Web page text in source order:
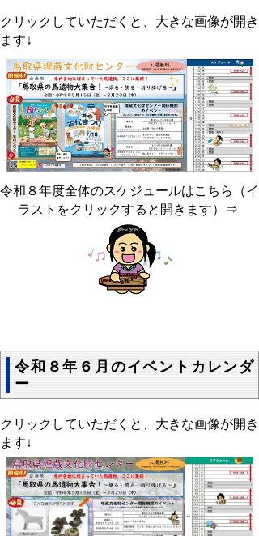
クリックしていただくと、大きな画像が開き
ます↓
令和８年度全体のスケジュールはこちら（イ
ラストをクリックすると開きます）⇒
令和８年６月のイベントカレンダ
ー
クリックしていただくと、大きな画像が開き
ます↓